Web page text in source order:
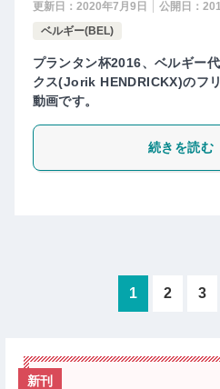
更新日： 2020年7月9日 公開日：
ベルギー(BEL)
プランタン杯2016、ベルギー
クス(Jorik HENDRICKX)のフ
動画です。
続きを読む
1 2 3
新刊